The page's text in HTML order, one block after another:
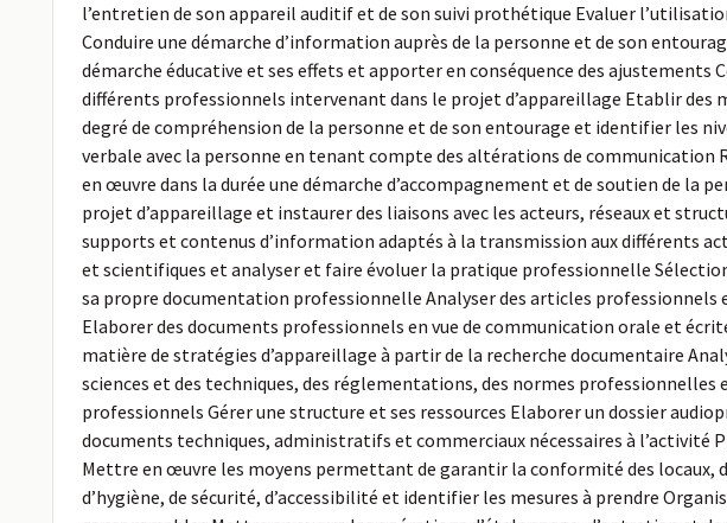
l’entretien de son appareil auditif et de son suivi prothétique Evaluer
Conduire une démarche d’information auprès de la personne et de son
démarche éducative et ses effets et apporter en conséquence des
différents professionnels intervenant dans le projet d’appareillage Etablir
degré de compréhension de la personne et de son entourage et identifier les
verbale avec la personne en tenant compte des altérations de communication
en œuvre dans la durée une démarche d’accompagnement et de soutien de
projet d’appareillage et instaurer des liaisons avec les acteurs, réseaux et
supports et contenus d’information adaptés à la transmission aux différents
et scientifiques et analyser et faire évoluer la pratique professionnelle
sa propre documentation professionnelle Analyser des articles
Elaborer des documents professionnels en vue de communication orale et
matière de stratégies d’appareillage à partir de la recherche documentaire
sciences et des techniques, des réglementations, des normes professionnelles
professionnels Gérer une structure et ses ressources Elaborer un dossier
documents techniques, administratifs et commerciaux nécessaires à
Mettre en œuvre les moyens permettant de garantir la conformité des
d’hygiène, de sécurité, d’accessibilité et identifier les mesures à prendre